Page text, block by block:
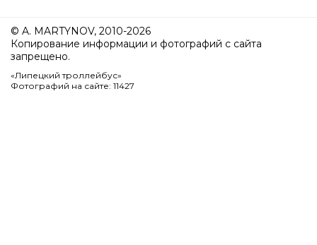
© A. MARTYNOV, 2010-2026
Копирование информации и фотографий с сайта
запрещено.
«Липецкий троллейбус»
Фотографий на сайте: 11427